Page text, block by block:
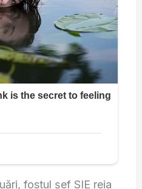
fostul șef SIE reia